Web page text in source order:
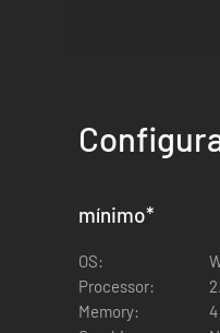
Nesta sociedade
conhecida como
mínimo*
OS:
Processor:
Memory:
4